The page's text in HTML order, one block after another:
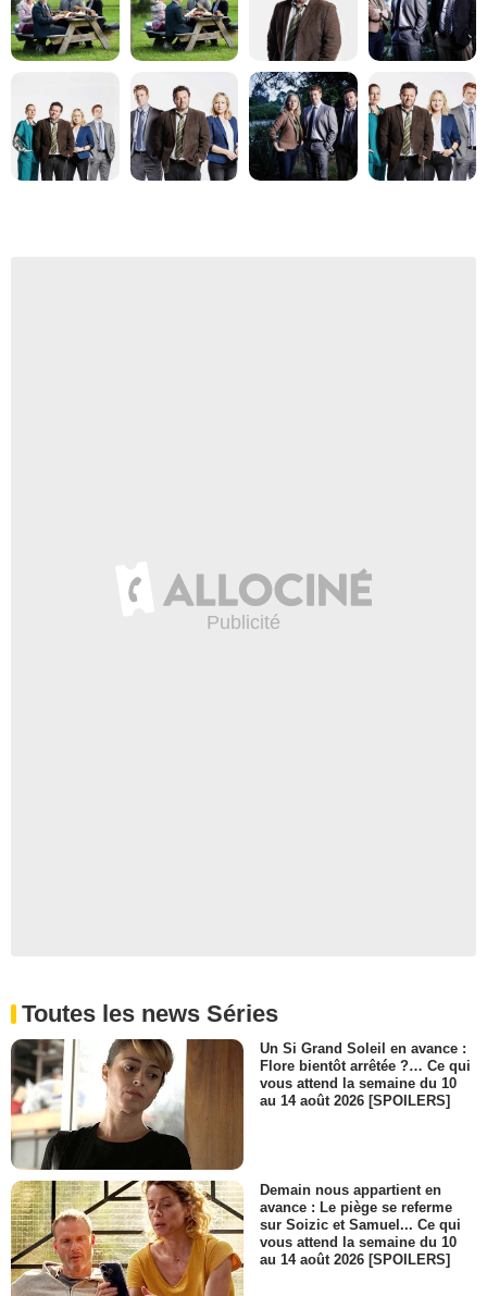
Toutes les news Séries
Un Si Grand Soleil en avance :
Flore bientôt arrêtée ?… Ce qui
vous attend la semaine du 10
au 14 août 2026 [SPOILERS]
Demain nous appartient en
avance : Le piège se referme
sur Soizic et Samuel... Ce qui
vous attend la semaine du 10
au 14 août 2026 [SPOILERS]